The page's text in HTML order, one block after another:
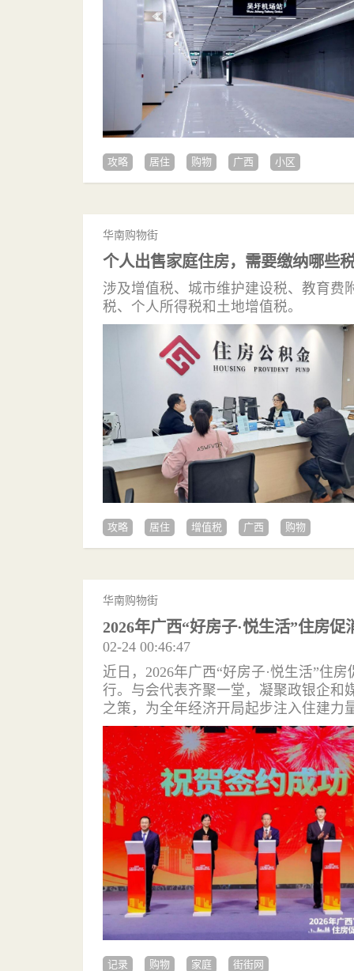
攻略 居住 购物 广西 小区
华南购物街
个人出售家庭住房，需要缴纳哪些
涉及增值税、城市维护建设税、教育费
税、个人所得税和土地增值税。
攻略 居住 增值税 广西 购物
华南购物街
2026年广西“好房子·悦生活”住房
02-24 00:46:47
近日，2026年广西“好房子·悦生活”住
行。与会代表齐聚一堂，凝聚政银企和
之策，为全年经济开局起步注入住建力
记录 购物 家庭 街街网